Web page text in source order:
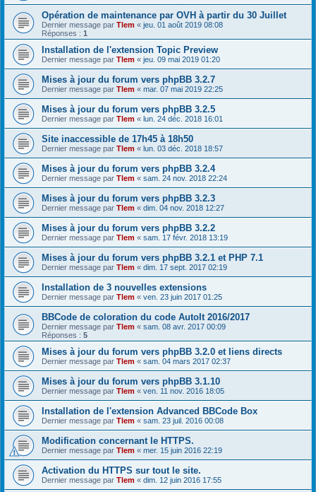
Opération de maintenance par OVH à partir du 30 Juillet
Dernier message par Tlem « jeu. 01 août 2019 08:08
Réponses : 1
Installation de l'extension Topic Preview
Dernier message par Tlem « jeu. 09 mai 2019 01:20
Mises à jour du forum vers phpBB 3.2.7
Dernier message par Tlem « mar. 07 mai 2019 22:25
Mises à jour du forum vers phpBB 3.2.5
Dernier message par Tlem « lun. 24 déc. 2018 16:01
Site inaccessible de 17h45 à 18h50
Dernier message par Tlem « lun. 03 déc. 2018 18:57
Mises à jour du forum vers phpBB 3.2.4
Dernier message par Tlem « sam. 24 nov. 2018 22:24
Mises à jour du forum vers phpBB 3.2.3
Dernier message par Tlem « dim. 04 nov. 2018 12:27
Mises à jour du forum vers phpBB 3.2.2
Dernier message par Tlem « sam. 17 févr. 2018 13:19
Mises à jour du forum vers phpBB 3.2.1 et PHP 7.1
Dernier message par Tlem « dim. 17 sept. 2017 02:19
Installation de 3 nouvelles extensions
Dernier message par Tlem « ven. 23 juin 2017 01:25
BBCode de coloration du code AutoIt 2016/2017
Dernier message par Tlem « sam. 08 avr. 2017 00:09
Réponses : 5
Mises à jour du forum vers phpBB 3.2.0 et liens directs
Dernier message par Tlem « sam. 04 mars 2017 02:37
Mises à jour du forum vers phpBB 3.1.10
Dernier message par Tlem « ven. 11 nov. 2016 18:05
Installation de l'extension Advanced BBCode Box
Dernier message par Tlem « sam. 23 juil. 2016 00:08
Modification concernant le HTTPS.
Dernier message par Tlem « mer. 15 juin 2016 22:19
Activation du HTTPS sur tout le site.
Dernier message par Tlem « dim. 12 juin 2016 17:55